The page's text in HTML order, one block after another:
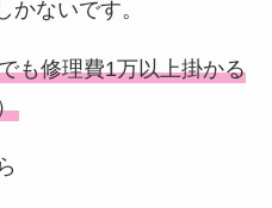
かないです。
も修理費1万以上掛かる